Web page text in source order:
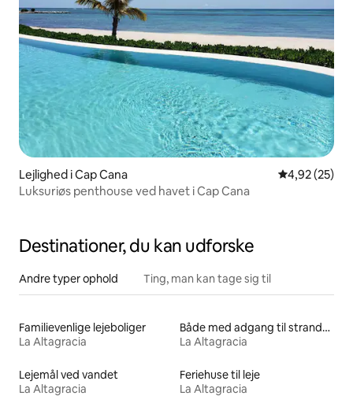
Lejlighed i Cap Cana 4,92 ud af 5 i
4,92 (25)
Luksuriøs penthouse ved havet i Cap Cana
Destinationer, du kan udforske
Andre typer ophold Ting, man kan tage sig til
Familievenlige lejeboliger
La Altagracia
Både med adgang til stranden til leje
La Altagracia
Lejemål ved vandet
La Altagracia
Feriehuse til leje
La Altagracia